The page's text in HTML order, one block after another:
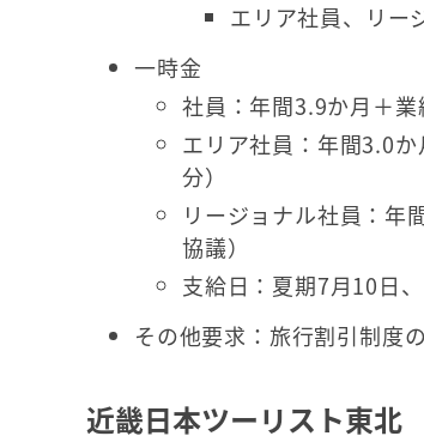
エリア社員、リー
一時金
社員：年間3.9か月＋
エリア社員：年間3.0
分）
リージョナル社員：年
協議）
支給日：夏期7月10日
その他要求：旅行割引制度
近畿日本ツーリスト東北